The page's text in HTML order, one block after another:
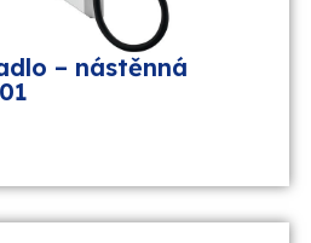
– nástěnná